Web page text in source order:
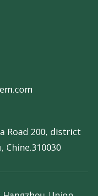
Road 200, district
Chine.310030